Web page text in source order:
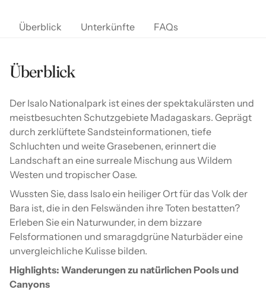
Überblick Unterkünfte FAQs
Überblick
Der Isalo Nationalpark ist eines der spektakulärsten und
meistbesuchten Schutzgebiete Madagaskars. Geprägt
durch zerklüftete Sandsteinformationen, tiefe
Schluchten und weite Grasebenen, erinnert die
Landschaft an eine surreale Mischung aus Wildem
Westen und tropischer Oase.
Wussten Sie, dass Isalo ein heiliger Ort für das Volk der
Bara ist, die in den Felswänden ihre Toten bestatten?
Erleben Sie ein Naturwunder, in dem bizzare
Felsformationen und smaragdgrüne Naturbäder eine
unvergleichliche Kulisse bilden.
Highlights: Wanderungen zu natürlichen Pools und
Canyons